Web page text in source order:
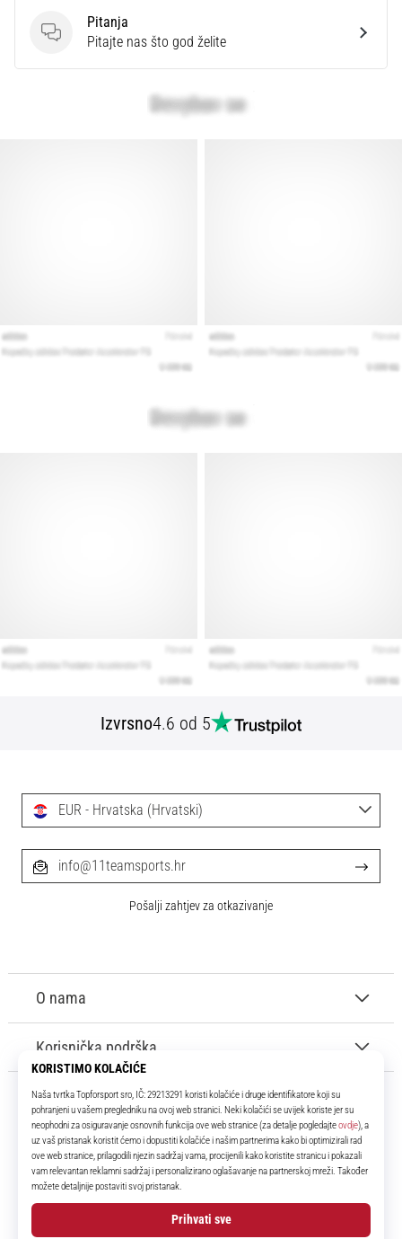
Pitanja
Pitanja
Pitajte nas što god želite
Izvrsno4.6 od 5
11teamsports.hr
Tvoj smo pouzdani suigrač već više od 16 godina! Cijelo to vrijeme
donosimo ti najbolje i najnovije proizvode iz svijeta nogometa.
Facebook
Instagram
O nama
Korisnička podrška
EUR - Hrvatska (Hrvatski)
info@11teamsports.hr
Pošalji zahtjev za otkazivanje